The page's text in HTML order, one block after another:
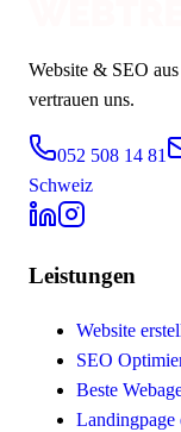
Website & SEO
vertrauen uns.
052 508 14 81
Schweiz
Leistungen
Website
SEO
Beste
Landingpage